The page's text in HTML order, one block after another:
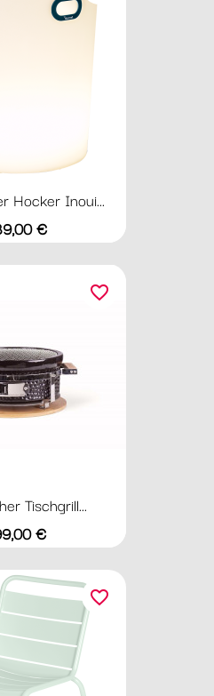
Hocker Inoui...
€
Tischgrill...
€
favorite_border
favorite_border